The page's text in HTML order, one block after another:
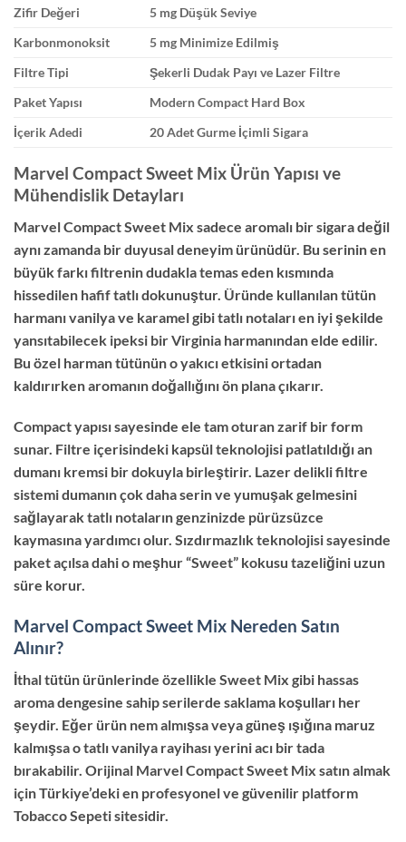
Zifir Değeri
5 mg Düşük Seviye
Karbonmonoksit
5 mg Minimize Edilmiş
Filtre Tipi
Şekerli Dudak Payı ve Lazer Filtre
Paket Yapısı
Modern Compact Hard Box
İçerik Adedi
20 Adet Gurme İçimli Sigara
Marvel Compact Sweet Mix Ürün Yapısı ve
Mühendislik Detayları
Marvel Compact Sweet Mix sadece aromalı bir sigara değil
aynı zamanda bir duyusal deneyim ürünüdür. Bu serinin en
büyük farkı filtrenin dudakla temas eden kısmında
hissedilen hafif tatlı dokunuştur. Üründe kullanılan tütün
harmanı vanilya ve karamel gibi tatlı notaları en iyi şekilde
yansıtabilecek ipeksi bir Virginia harmanından elde edilir.
Bu özel harman tütünün o yakıcı etkisini ortadan
kaldırırken aromanın doğallığını ön plana çıkarır.
Compact yapısı sayesinde ele tam oturan zarif bir form
sunar. Filtre içerisindeki kapsül teknolojisi patlatıldığı an
dumanı kremsi bir dokuyla birleştirir. Lazer delikli filtre
sistemi dumanın çok daha serin ve yumuşak gelmesini
sağlayarak tatlı notaların genzinizde pürüzsüzce
kaymasına yardımcı olur. Sızdırmazlık teknolojisi sayesinde
paket açılsa dahi o meşhur “Sweet” kokusu tazeliğini uzun
süre korur.
Marvel Compact Sweet Mix Nereden Satın
Alınır?
İthal tütün ürünlerinde özellikle Sweet Mix gibi hassas
aroma dengesine sahip serilerde saklama koşulları her
şeydir. Eğer ürün nem almışsa veya güneş ışığına maruz
kalmışsa o tatlı vanilya rayihası yerini acı bir tada
bırakabilir. Orijinal Marvel Compact Sweet Mix satın almak
için Türkiye’deki en profesyonel ve güvenilir platform
Tobacco Sepeti sitesidir.